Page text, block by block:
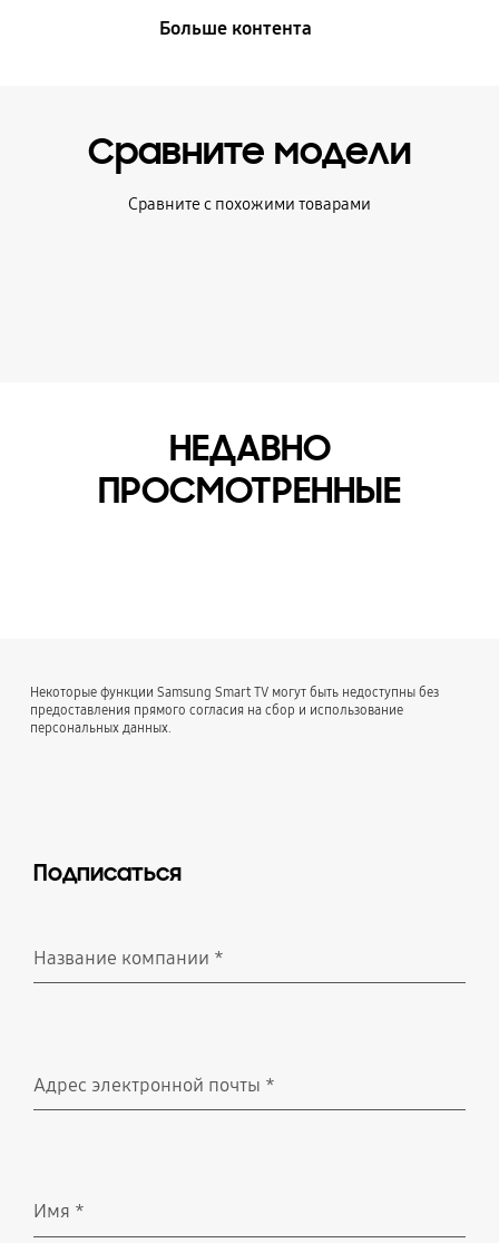
Больше контента
Сравните модели
Сравните с похожими товарами
НЕДАВНО
ПРОСМОТРЕННЫЕ
Некоторые функции Samsung Smart TV могут быть недоступны без
предоставления прямого согласия на сбор и использование
персональных данных.
Подписаться
Название компании *
Адрес электронной почты *
Имя *